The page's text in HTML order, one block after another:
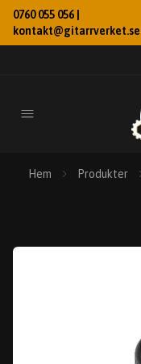
0760 055 056 |
kontakt@gitarrverket.se
Hem Produkter